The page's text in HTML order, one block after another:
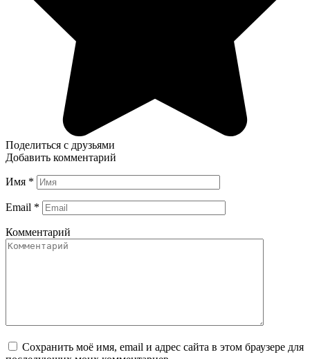
Поделиться с друзьями
Добавить комментарий
Имя *
Email *
Комментарий
Сохранить моё имя, email и адрес сайта в этом браузере для